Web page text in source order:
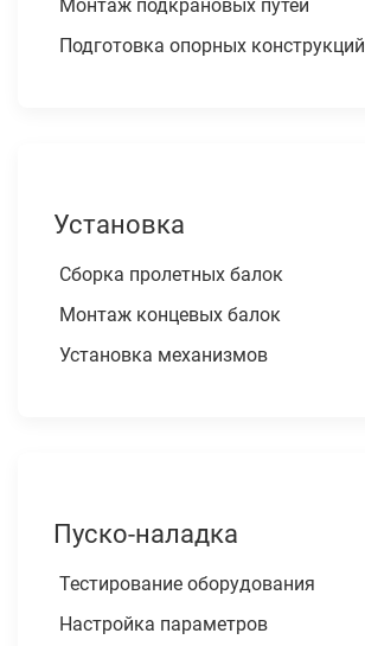
Монтаж подкрановых путей
Подготовка опорных конструкций
Установка
Сборка пролетных балок
Монтаж концевых балок
Установка механизмов
Пуско-наладка
Тестирование оборудования
Настройка параметров